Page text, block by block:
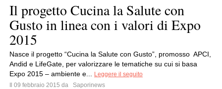
Il progetto Cucina la Salute con
Gusto in linea con i valori di Expo
2015
Nasce il progetto “Cucina la Salute con Gusto”, promosso APCI,
Andid e LifeGate, per valorizzare le tematiche su cui si basa
Expo 2015 – ambiente e...
Leggere il seguito
Il 09 febbraio 2015 da
Saporinews